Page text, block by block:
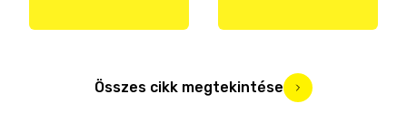
Összes cikk megtekintése